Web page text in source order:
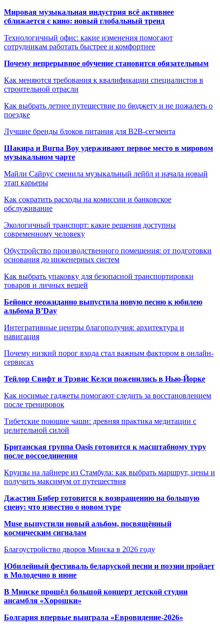
Мировая музыкальная индустрия всё активнее
сближается с кино: новый глобальный тренд
Технологичный офис: какие изменения помогают
сотрудникам работать быстрее и комфортнее
Почему непрерывное обучение становится обязательным
Как меняются требования к квалификации специалистов в
строительной отрасли
Как выбрать летнее путешествие по бюджету и не пожалеть о
поездке
Лучшие бренды блоков питания для B2B-сегмента
Шакира и Burna Boy удерживают первое место в мировом
музыкальном чарте
Майли Сайрус сменила музыкальный лейбл и начала новый
этап карьеры
Как сократить расходы на комиссии и банковское
обслуживание
Экологичный транспорт: какие решения доступны
современному человеку
Обустройство производственного помещения: от подготовки
основания до инженерных систем
Как выбрать упаковку для безопасной транспортировки
товаров и личных вещей
Бейонсе неожиданно выпустила новую песню к юбилею
альбома B’Day
Интегративные центры благополучия: архитектура и
навигация
Почему низкий порог входа стал важным фактором в онлайн-
сервисах
Тейлор Свифт и Трэвис Келси поженились в Нью-Йорке
Как носимые гаджеты помогают следить за восстановлением
после тренировок
Тибетские поющие чаши: древняя практика медитации с
целительной силой
Британская группа Oasis готовится к масштабному туру
после воссоединения
Круизы на лайнере из Стамбула: как выбрать маршрут, цены и
получить максимум от путешествия
Джастин Бибер готовится к возвращению на большую
сцену: что известно о новом туре
Muse выпустили новый альбом, посвящённый
космическим сигналам
Благоустройство дворов Минска в 2026 году
Юбилейный фестиваль беларуской песни и поэзии пройдет
в Молодечно в июне
В Минске прошёл большой концерт детской студии
ансамбля «Хорошки»
Болгария впервые выиграла «Евровидение-2026»